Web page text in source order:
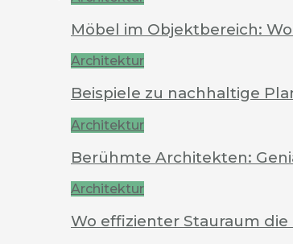
Möbel im Objektbereich:
Architektur
Beispiele zu nachhaltige
Architektur
Berühmte Architekten:
Architektur
Wo effizienter Stauraum